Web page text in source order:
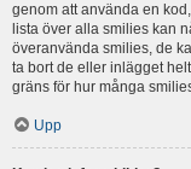
genom att använda en
lista över alla smilies kan
överanvända smilies, de
ta bort de eller inlägget
gräns för hur många
Upp